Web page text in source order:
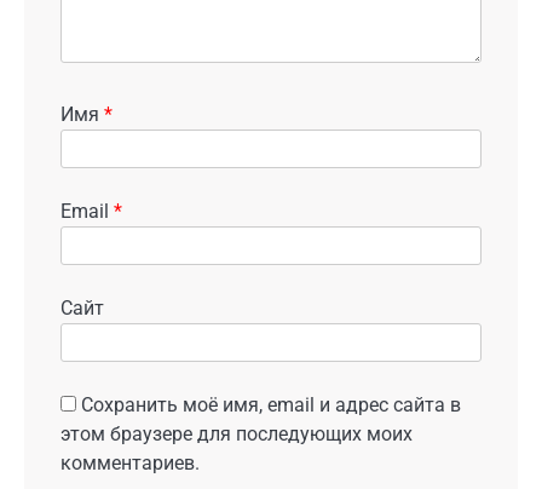
Имя *
Email *
Сайт
Сохранить моё имя, email и адрес сайта в
этом браузере для последующих моих
комментариев.